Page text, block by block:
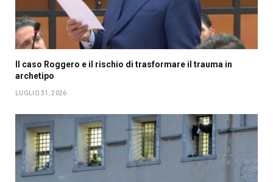
Il caso Roggero e il rischio di trasformare il trauma in
archetipo
LUGLIO 31, 2026